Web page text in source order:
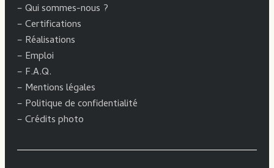
–Qui sommes-nous ?
–Certifications
– Réalisations
– Emploi
– F.A.Q.
– Mentions légales
– Politique de confidentialité
–Crédits photo